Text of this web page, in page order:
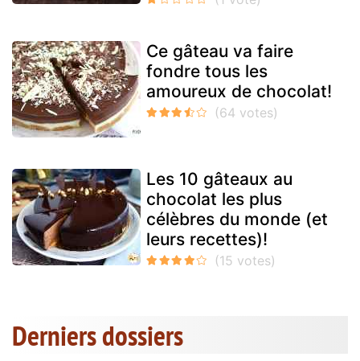
Ce gâteau va faire
fondre tous les
amoureux de chocolat!
Les 10 gâteaux au
chocolat les plus
célèbres du monde (et
leurs recettes)!
Derniers dossiers